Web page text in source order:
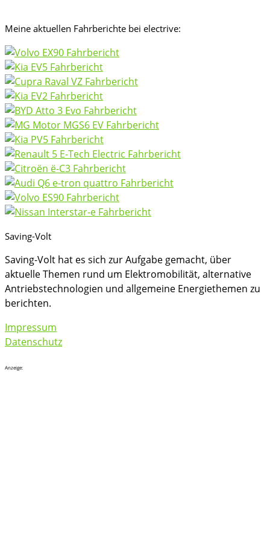
Meine aktuellen Fahrberichte bei electrive:
Saving-Volt
Saving-Volt hat es sich zur Aufgabe gemacht, über
aktuelle Themen rund um Elektromobilität, alternative
Antriebstechnologien und allgemeine Energiethemen zu
berichten.
Impressum
Datenschutz
Anzeige: